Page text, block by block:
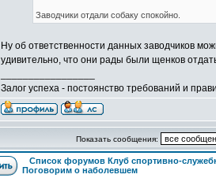
Заводчики отдали собаку спокойно.
Ну об ответственности данных заводчиков
удивительно, что они рады были щенков
Залог успеха - постоянство требований и
Показать сообщения:
Список форумов Клуб спортивно-
Поговорим о наболевшем